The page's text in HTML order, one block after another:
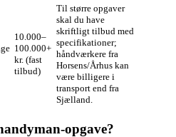
10.000–
100.000+
kr. (fast
tilbud)
Til større opgaver
skal du have
skriftligt tilbud med
specifikationer;
håndværkere fra
Horsens/Århus kan
være billigere i
transport end fra
Sjælland.